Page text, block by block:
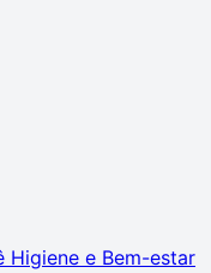
Higiene e Bem-estar